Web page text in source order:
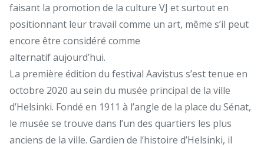
faisant la promotion de la culture VJ et surtout en
positionnant leur travail comme un art, même s’il peut
encore être considéré comme
alternatif aujourd’hui.
La première édition du festival Aavistus s’est tenue en
octobre 2020 au sein du musée principal de la ville
d’Helsinki. Fondé en 1911 à l’angle de la place du Sénat,
le musée se trouve dans l’un des quartiers les plus
anciens de la ville. Gardien de l’histoire d’Helsinki, il